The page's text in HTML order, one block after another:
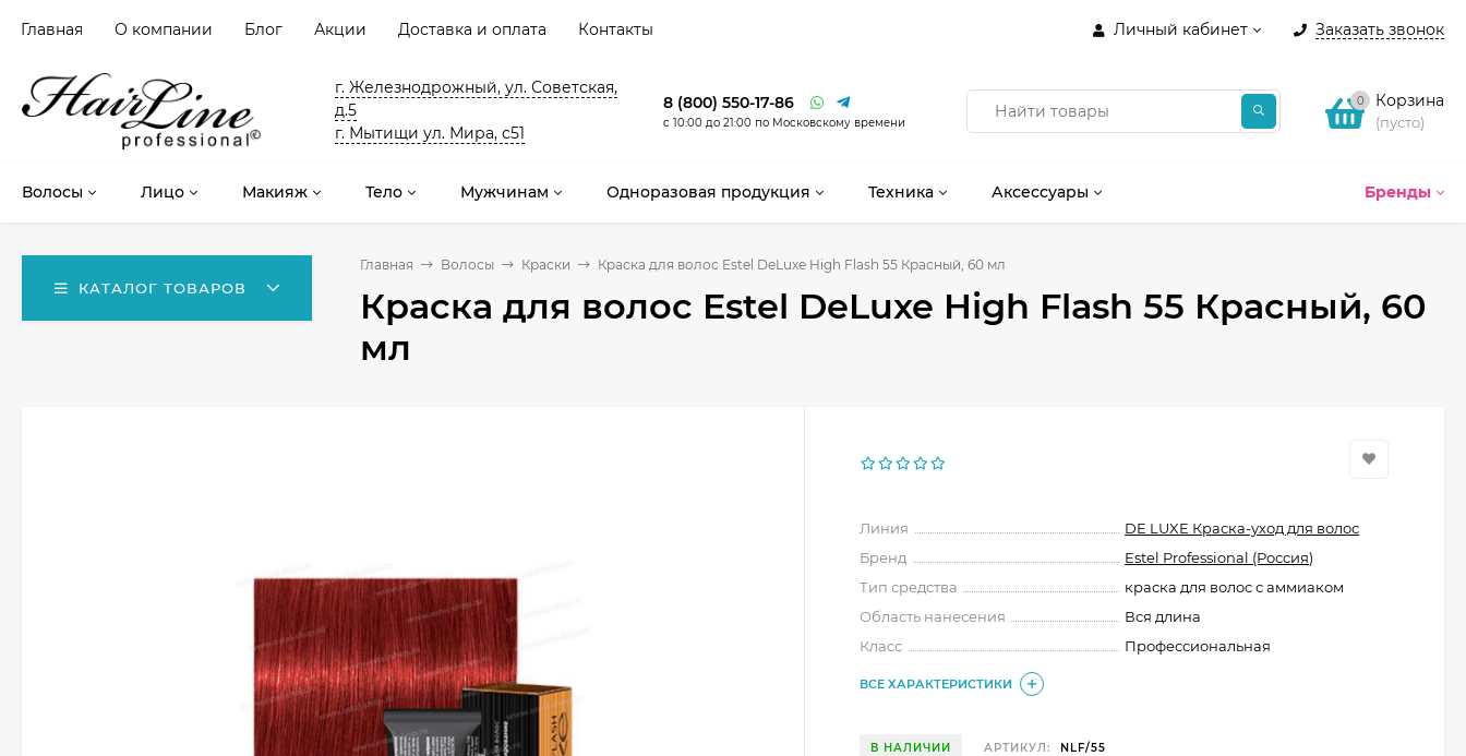
Личный кабинет Заказать звонок
Главная О компании Блог Акции Доставка и оплата Контакты
г. Железнодрожный, ул. Советская,
д.5
г. Мытищи ул. Мира, с51
8 (800) 550-17-86
с 10:00 до 21:00 по Московскому времени
0 Корзина
(пусто)
Бренды
Волосы Лицо Макияж Тело Мужчинам Одноразовая продукция Техника Аксессуары
КАТАЛОГ ТОВАРОВ
Главная Волосы Краски Краска для волос Estel DeLuxe High Flash 55 Красный, 60 мл
Краска для волос Estel DeLuxe High Flash 55 Красный, 60
мл
Линия
DE LUXE Краска-уход для волос
Бренд
Estel Professional (Россия)
Тип средства
краска для волос с аммиаком
Область нанесения
Вся длина
Класс
Профессиональная
ВСЕ ХАРАКТЕРИСТИКИ
В НАЛИЧИИ АРТИКУЛ: NLF/55